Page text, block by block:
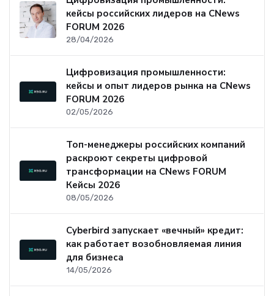
кейсы российских лидеров на CNews
FORUM 2026
28/04/2026
Цифровизация промышленности:
кейсы и опыт лидеров рынка на CNews
FORUM 2026
02/05/2026
Топ-менеджеры российских компаний
раскроют секреты цифровой
трансформации на CNews FORUM
Кейсы 2026
08/05/2026
Cyberbird запускает «вечный» кредит:
как работает возобновляемая линия
для бизнеса
14/05/2026